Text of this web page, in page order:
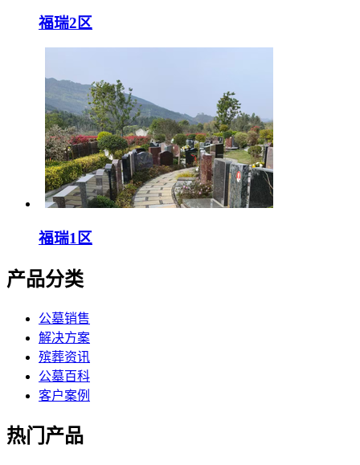
福瑞2区
福瑞1区
产品分类
公墓销售
解决方案
殡葬资讯
公墓百科
客户案例
热门产品